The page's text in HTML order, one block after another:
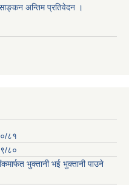
अन्तिम प्रतिवेदन ।
८१
८०
भुक्तानी भई भुक्तानी पाउने